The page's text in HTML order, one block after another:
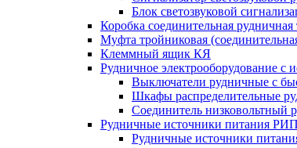
Блок светозвуковой
Коробка соединительная
Муфта тройниковая
Клеммный ящик КЯ
Рудничное электрооборудование
Выключатели рудничные с
Шкафы распределительные
Соединитель
Рудничные источники питания РИП
Рудничные источники